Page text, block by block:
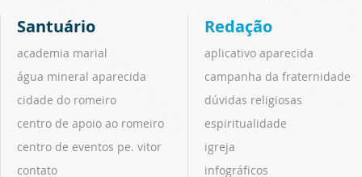
Santuário
academia marial
água mineral aparecida
cidade do romeiro
centro de apoio ao romeiro
centro de eventos pe. vitor
contato
Redação
aplicativo aparecida
campanha da fraternidade
dúvidas religiosas
espiritualidade
igreja
infográficos